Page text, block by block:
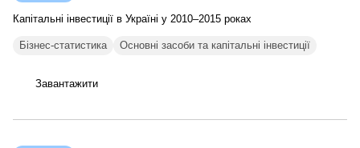
Капітальні інвестиції в Україні у 2010–2015 роках
Бізнес-статистика Основні засоби та капітальні інвестиції
Завантажити